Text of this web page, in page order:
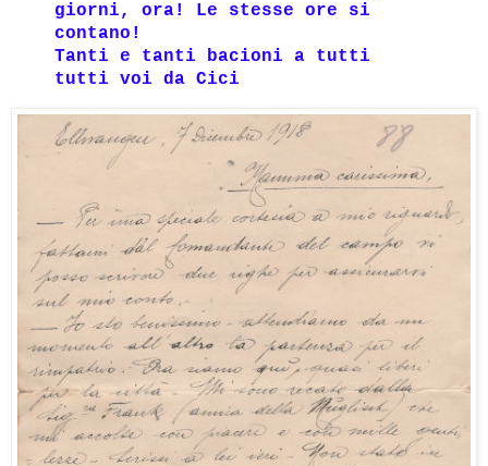
giorni, ora! Le stesse ore si
contano!
Tanti e tanti bacioni a tutti
tutti voi da Cici